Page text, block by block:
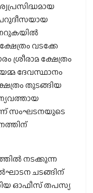
വടക്കേ
ശ്രീരാമ ക്ഷേത്രം
ദേവസ്ഥാനം
തുടങ്ങിയ
സംഘടനയുടെ
നടക്കുന്ന
ചടങ്ങിന്
ഓഫീസ് തപസ്യ